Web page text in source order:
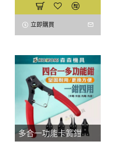
立即購買
多合一功能卡簧鉗